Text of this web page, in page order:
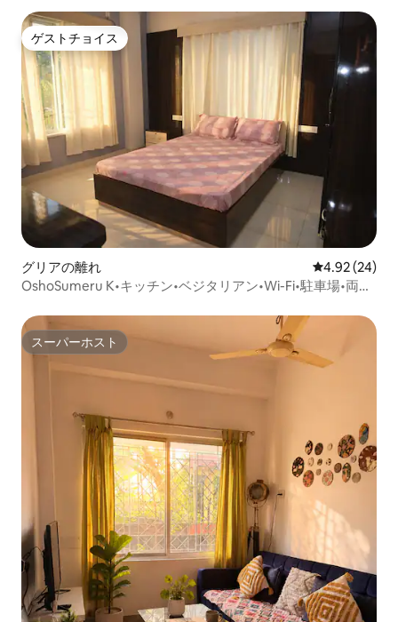
ゲストチョイス
ゲストチョイス
グリアの離れ レビュー24
4.92 (24)
OshoSumeru K•キッチン•ベジタリアン•Wi-Fi•駐車場•両部
スーパーホスト
スーパーホスト